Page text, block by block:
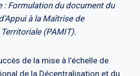
: Formulation du document du
à la Maîtrise de
(PAMIT).
de la mise à l’échelle de
de la Décentralisation et du